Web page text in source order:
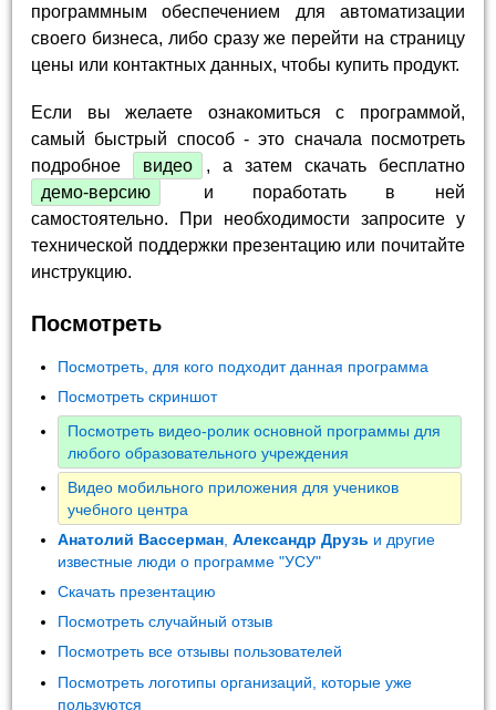
программным обеспечением для автоматизации
своего бизнеса, либо сразу же перейти на страницу
цены или контактных данных, чтобы купить продукт.
Если вы желаете ознакомиться с программой,
самый быстрый способ - это сначала посмотреть
подробное
видео
, а затем скачать бесплатно
демо-версию
и поработать в ней
самостоятельно. При необходимости запросите у
технической поддержки презентацию или почитайте
инструкцию.
Посмотреть
Посмотреть, для кого подходит данная программа
Посмотреть скриншот
Посмотреть видео-ролик основной программы для
любого образовательного учреждения
Видео мобильного приложения для учеников
учебного центра
Анатолий Вассерман ,Александр Друзь и другие
известные люди о программе "УСУ"
Скачать презентацию
Посмотреть случайный отзыв
Посмотреть все отзывы пользователей
Посмотреть логотипы организаций, которые уже
пользуются